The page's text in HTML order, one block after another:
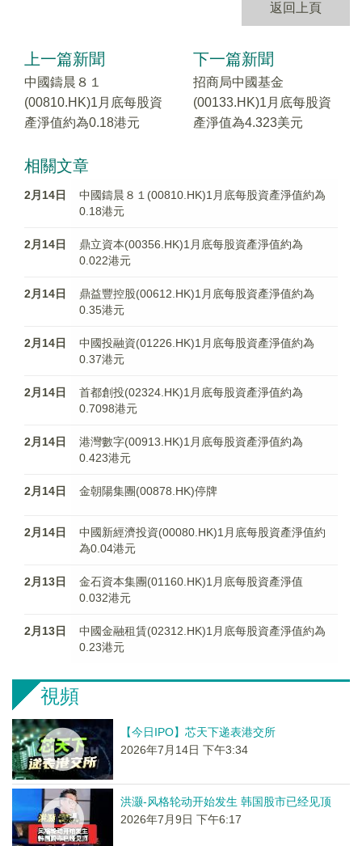
返回上頁
上一篇新聞
中國鑄晨８１
(00810.HK)1月底每股資
產淨值約為0.18港元
下一篇新聞
招商局中國基金
(00133.HK)1月底每股資
產淨值為4.323美元
相關文章
2月14日
中國鑄晨８１(00810.HK)1月底每股資產淨值約為
0.18港元
2月14日
鼎立資本(00356.HK)1月底每股資產淨值約為
0.022港元
2月14日
鼎益豐控股(00612.HK)1月底每股資產淨值約為
0.35港元
2月14日
中國投融資(01226.HK)1月底每股資產淨值約為
0.37港元
2月14日
首都創投(02324.HK)1月底每股資產淨值約為
0.7098港元
2月14日
港灣數字(00913.HK)1月底每股資產淨值約為
0.423港元
2月14日 金朝陽集團(00878.HK)停牌
2月14日
中國新經濟投資(00080.HK)1月底每股資產淨值約
為0.04港元
2月13日
金石資本集團(01160.HK)1月底每股資產淨值
0.032港元
2月13日
中國金融租賃(02312.HK)1月底每股資產淨值約為
0.23港元
視頻
【今日IPO】芯天下递表港交所
2026年7月14日 下午3:34
洪灏-风格轮动开始发生 韩国股市已经见顶
2026年7月9日 下午6:17